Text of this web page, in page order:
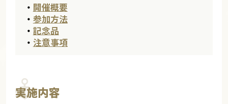
・ 開催概要
・ 参加方法
・ 記念品
・ 注意事項
実施内容